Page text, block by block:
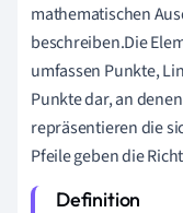
mathematischen
beschreiben.Die
umfassen Punkte,
Punkte dar, an
repräsentieren die
Pfeile geben die